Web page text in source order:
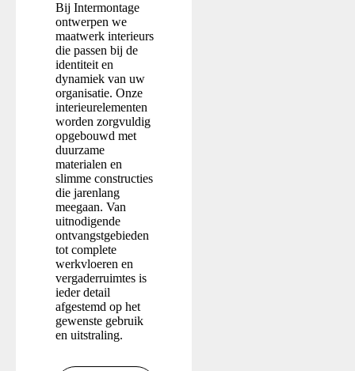
Bij Intermontage
ontwerpen we
maatwerk interieurs
die passen bij de
identiteit en
dynamiek van uw
organisatie. Onze
interieurelementen
worden zorgvuldig
opgebouwd met
duurzame
materialen en
slimme constructies
die jarenlang
meegaan. Van
uitnodigende
ontvangstgebieden
tot complete
werkvloeren en
vergaderruimtes is
ieder detail
afgestemd op het
gewenste gebruik
en uitstraling.